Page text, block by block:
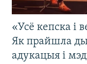
«Усё кепска і
Як прайшла
адукацыя і